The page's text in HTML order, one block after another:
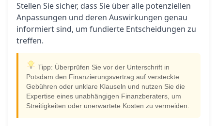
Stellen Sie sicher, dass Sie über alle potenziellen
Anpassungen und deren Auswirkungen genau
informiert sind, um fundierte Entscheidungen zu
treffen.
Tipp: Überprüfen Sie vor der Unterschrift in
Potsdam den Finanzierungsvertrag auf versteckte
Gebühren oder unklare Klauseln und nutzen Sie die
Expertise eines unabhängigen Finanzberaters, um
Streitigkeiten oder unerwartete Kosten zu vermeiden.